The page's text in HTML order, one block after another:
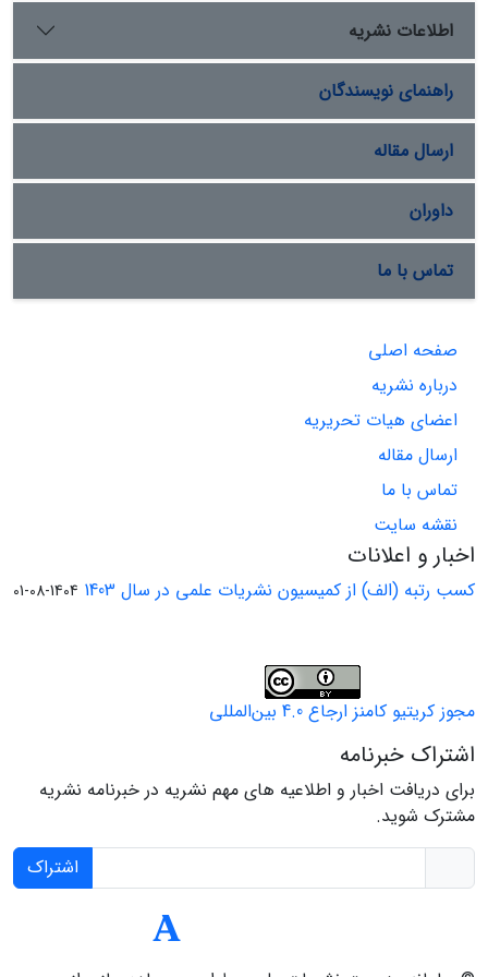
اطلاعات نشریه
راهنمای نویسندگان
ارسال مقاله
داوران
تماس با ما
صفحه اصلی
درباره نشریه
اعضای هیات تحریریه
ارسال مقاله
تماس با ما
نقشه سایت
اخبار و اعلانات
کسب رتبه (الف) از کمیسیون نشریات علمی در سال 1403 1404-08-01
مجوز کریتیو کامنز ارجاع 4.0 بین‌المللی
اشتراک خبرنامه
برای دریافت اخبار و اطلاعیه های مهم نشریه در خبرنامه نشریه
مشترک شوید.
اشتراک